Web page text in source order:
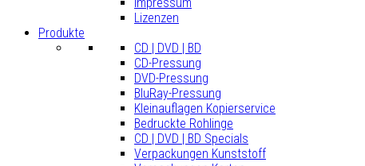
Lizenzen
Produkte
CD | DVD | BD
CD-Pressung
DVD-Pressung
BluRay-Pressung
Kleinauflagen Kopierservice
Bedruckte Rohlinge
CD | DVD | BD Specials
Verpackungen Kunststoff